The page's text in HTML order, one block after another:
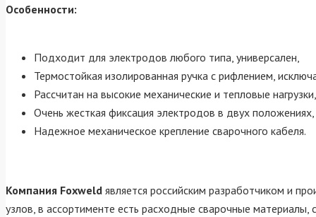
Особенности:
Подходит для электродов любого типа, универсален,
Термостойкая изолированная ручка с рифлением,
Рассчитан на высокие механические и тепловые нагрузки,
Очень жесткая фиксация электродов в двух
Надежное механическое крепление сварочного кабеля.
Компания Foxweld является российским разработчиком и
узлов, в ассортименте есть расходные сварочные